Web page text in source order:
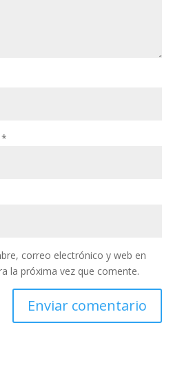
*
correo electrónico y web en
la próxima vez que comente.